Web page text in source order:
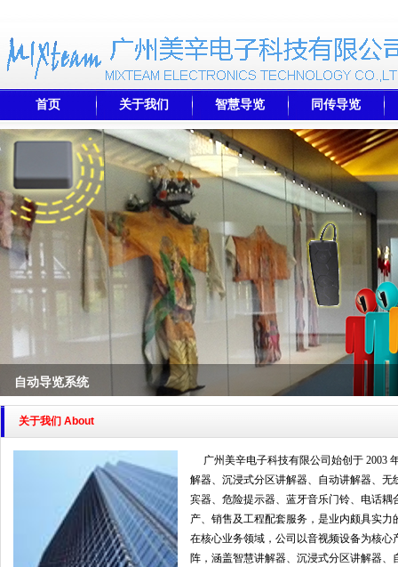
首页 关于我们 智慧导览 同传导览
智能数字无线分区讲解系统
无接触式蓝牙感应全自动讲解系统
数字无线同传设备
自动导览系统
关于我们 About
广州美辛电子科技有限公司始创于 2003
解器、沉浸式分区讲解器、自动讲解器、
宾器、危险提示器、蓝牙音乐门铃、电话耦
产、销售及工程配套服务，是业内颇具实
在核心业务领域，公司以音视频设备为核
阵，涵盖智慧讲解器、沉浸式分区讲解器